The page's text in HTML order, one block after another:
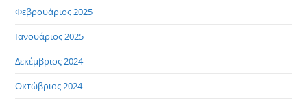
Φεβρουάριος 2025
Ιανουάριος 2025
Δεκέμβριος 2024
Οκτώβριος 2024